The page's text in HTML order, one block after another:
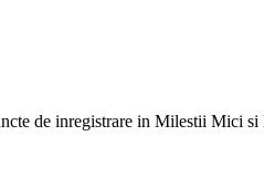
de inregistrare in Milestii Mici